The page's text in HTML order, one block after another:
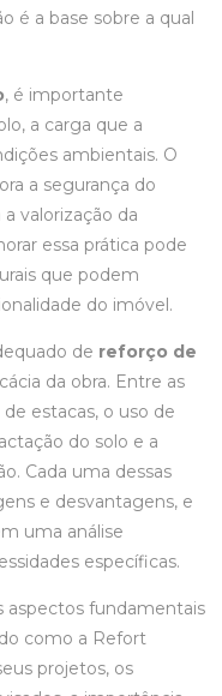
é a base sobre a qual
, é importante
a carga que a
ambientais. O
a segurança do
valorização da
essa prática pode
que podem
do imóvel.
de reforço de
da obra. Entre as
estacas, o uso de
do solo e a
Cada uma dessas
e desvantagens, e
uma análise
específicas.
aspectos fundamentais
como a Refort
projetos, os